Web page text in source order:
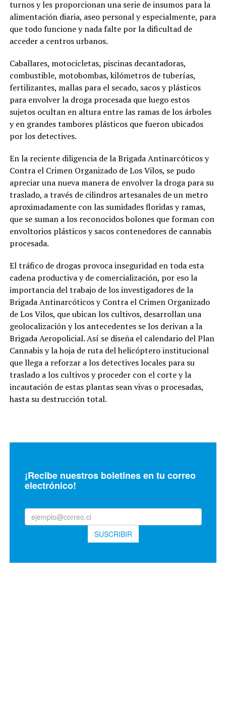
turnos y les proporcionan una serie de insumos para la
alimentación diaria, aseo personal y especialmente, para
que todo funcione y nada falte por la dificultad de
acceder a centros urbanos.
Caballares, motocicletas, piscinas decantadoras,
combustible, motobombas, kilómetros de tuberías,
fertilizantes, mallas para el secado, sacos y plásticos
para envolver la droga procesada que luego estos
sujetos ocultan en altura entre las ramas de los árboles
y en grandes tambores plásticos que fueron ubicados
por los detectives.
En la reciente diligencia de la Brigada Antinarcóticos y
Contra el Crimen Organizado de Los Vilos, se pudo
apreciar una nueva manera de envolver la droga para su
traslado, a través de cilindros artesanales de un metro
aproximadamente con las sumidades floridas y ramas,
que se suman a los reconocidos bolones que forman con
envoltorios plásticos y sacos contenedores de cannabis
procesada.
El tráfico de drogas provoca inseguridad en toda esta
cadena productiva y de comercialización, por eso la
importancia del trabajo de los investigadores de la
Brigada Antinarcóticos y Contra el Crimen Organizado
de Los Vilos, que ubican los cultivos, desarrollan una
geolocalización y los antecedentes se los derivan a la
Brigada Aeropolicial. Así se diseña el calendario del Plan
Cannabis y la hoja de ruta del helicóptero institucional
que llega a reforzar a los detectives locales para su
traslado a los cultivos y proceder con el corte y la
incautación de estas plantas sean vivas o procesadas,
hasta su destrucción total.